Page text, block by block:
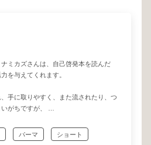
ミカズさんは、自己啓発本を読んだ
を与えてくれます。
手に取りやすく、また流されたり、つ
がちですが、
た情報」を提供してくれます。
が、そこもチャーミングと捉えてみる
パーマ ショート